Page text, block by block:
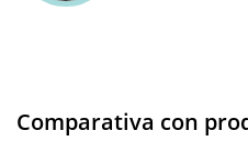
Comparativa con